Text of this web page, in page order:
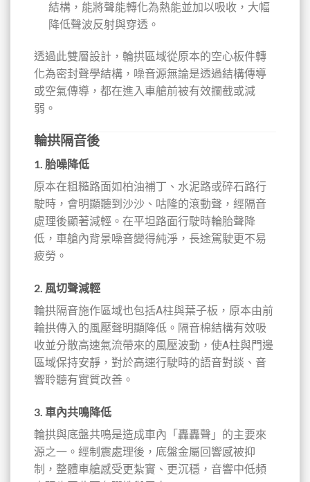
結構，能將聲能轉化為熱能並加以吸收，大幅
降低聲波反射與穿透。
透過此雙層設計，輪拱區域從原本的空心板件轉
化為密封聲學結構，噪音源無論是透過結構傳導
或空氣傳導，都在進入車艙前被有效攔截或減
弱。
輪拱隔音後
1. 胎噪降低
原本在粗糙路面如柏油補丁、水泥路或碎石路行
駛時，會明顯聽到沙沙、咕隆的滾動聲，經隔音
處理後顯著減輕。在平坦路面行駛時輪胎聲降
低，車艙內背景噪音變得純淨，長途駕駛更不易
疲勞。
2. 風切聲減輕
輪拱隔音施作區域也包括A柱與葉子板，原本由前
輪拱傳入的風壓聲明顯降低。隔音棉結構有效吸
收並分散高速氣流帶來的風壓波動，使A柱與門邊
區域保持安靜，對於高速行駛時的語音對談、音
響聆聽有實質改善。
3. 車內共鳴降低
輪拱與底盤共鳴是造成車內「轟轟聲」的主要來
源之一。經制震處理後，底盤金屬回響感被抑
制，整體車艙感受更紮實、更沉穩，音響中低頻